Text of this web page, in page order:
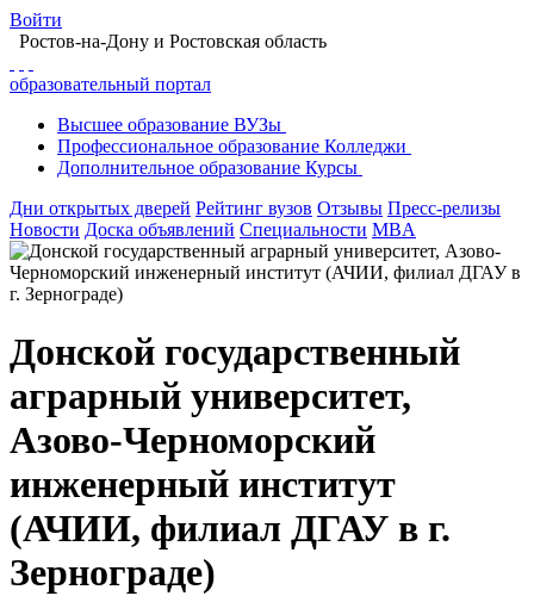
Войти
Ростов-на-Дону и Ростовская область
образовательный портал
Высшее образование ВУЗы
Профессиональное образование Колледжи
Дополнительное образование Курсы
Дни открытых дверей Рейтинг вузов Отзывы Пресс-релизы
Новости Доска объявлений Специальности MBA
Донской государственный
аграрный университет,
Азово-Черноморский
инженерный институт
(АЧИИ, филиал ДГАУ в г.
Зернограде)